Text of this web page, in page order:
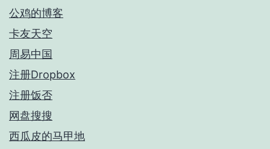
公鸡的博客
卡友天空
周易中国
注册Dropbox
注册饭否
网盘搜搜
西瓜皮的马甲地